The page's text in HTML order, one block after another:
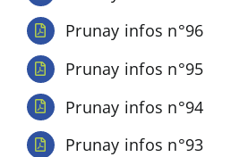
Prunay infos n°96
Prunay infos n°95
Prunay infos n°94
Prunay infos n°93